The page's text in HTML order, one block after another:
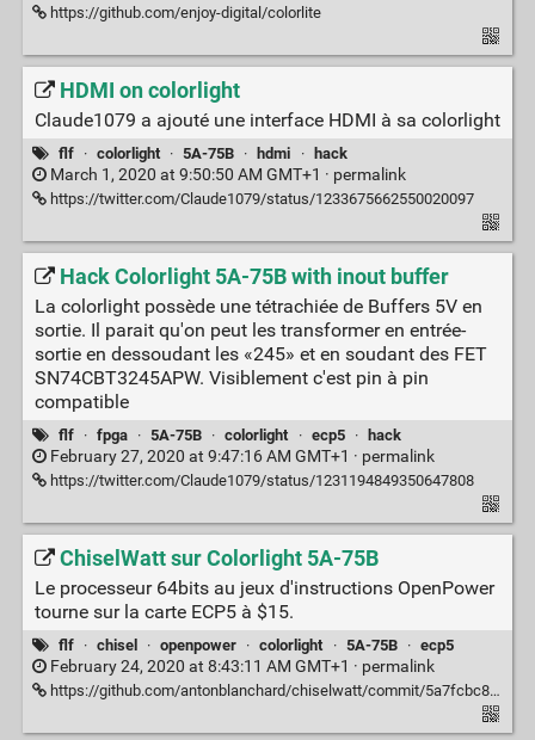
https://github.com/enjoy-digital/colorlite
HDMI on colorlight
Claude1079 a ajouté une interface HDMI à sa colorlight
flf · colorlight · 5A-75B · hdmi · hack
March 1, 2020 at 9:50:50 AM GMT+1 · permalink
https://twitter.com/Claude1079/status/1233675662550020097
Hack Colorlight 5A-75B with inout buffer
La colorlight possède une tétrachiée de Buffers 5V en
sortie. Il parait qu'on peut les transformer en entrée-
sortie en dessoudant les «245» et en soudant des FET
SN74CBT3245APW. Visiblement c'est pin à pin
compatible
flf · fpga · 5A-75B · colorlight · ecp5 · hack
February 27, 2020 at 9:47:16 AM GMT+1 · permalink
https://twitter.com/Claude1079/status/1231194849350647808
ChiselWatt sur Colorlight 5A-75B
Le processeur 64bits au jeux d'instructions OpenPower
tourne sur la carte ECP5 à $15.
flf · chisel · openpower · colorlight · 5A-75B · ecp5
February 24, 2020 at 8:43:11 AM GMT+1 · permalink
https://github.com/antonblanchard/chiselwatt/commit/5a7fcbc8142ed2b390e1f8bfaaa801fe09a60351